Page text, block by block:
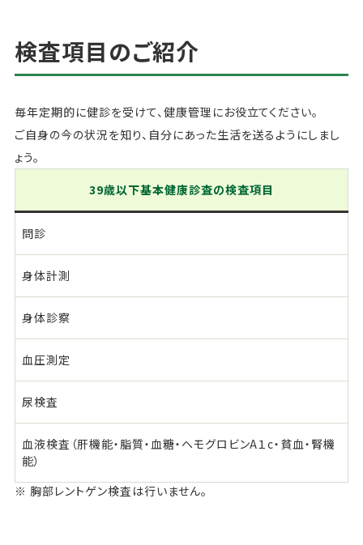
検査項目のご紹介
毎年定期的に健診を受けて、健康管理にお役立てください。
ご自身の今の状況を知り、自分にあった生活を送るようにしまし
ょう。
39歳以下基本健康診査の検査項目
問診
身体計測
身体診察
血圧測定
尿検査
血液検査（肝機能・脂質・血糖・ヘモグロビンA１c・貧血・腎機
能）
※ 胸部レントゲン検査は行いません。